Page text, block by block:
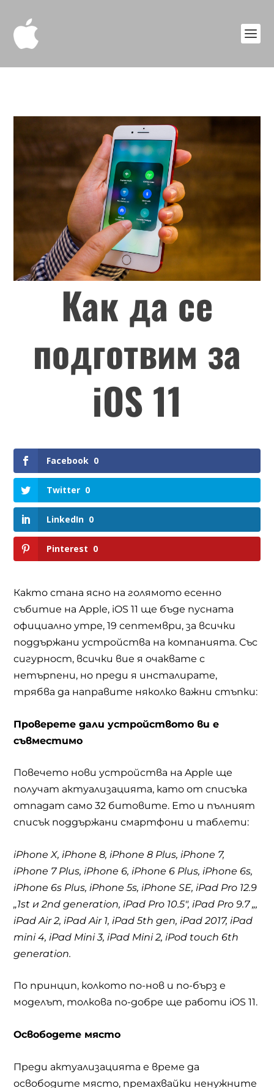
Как да се
подготвим за
iOS 11
Facebook 0
Twitter 0
LinkedIn 0
Pinterest 0
Както стана ясно на голямото есенно
събитие наApple, iOS 11 ще бъде пусната
официално утре, 19 септември, за всички
поддържани устройства на компанията. Със
сигурност, всички вие я очаквате с
нетърпени, но преди я инсталирате,
трябва да направите няколко важни стъпки:
Проверете дали устройството ви е
съвместимо
Повечето нови устройства наApple ще
получат актуализацията, като от списъка
отпадат само 32 битовите. Ето и пълният
списък поддържани смартфони и таблети:
iPhone X, iPhone 8, iPhone 8 Plus, iPhone 7,
iPhone 7 Plus, iPhone 6, iPhone 6 Plus, iPhone 6s,
iPhone 6s Plus, iPhone 5s, iPhone SE, iPad Pro 12.9
„1st и 2nd generation, iPad Pro 10.5″, iPad Pro 9.7 „,
iPad Air 2, iPad Air 1, iPad 5th gen, iPad 2017, iPad
mini 4, iPad Mini 3, iPad Mini 2, iPod touch 6th
generation.
По принцип, колкото по-нов и по-бърз е
моделът, толкова по-добре ще работи iOS 11.
Освободете място
Преди актуализацията е време да
освободите място, премахвайки ненужните